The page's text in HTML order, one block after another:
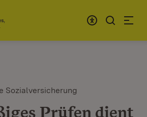
Sozialversicherung
Prüfen dient